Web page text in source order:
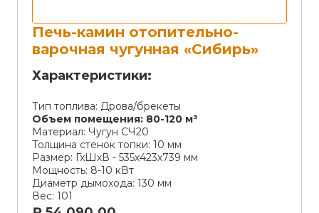
Печь-камин отопительно-
варочная чугунная «Сибирь»
Характеристики:
Тип топлива: Дрова/брекеты
Объем помещения: 80-120 м³
Материал: Чугун СЧ20
Толщина стенок топки: 10 мм
Размер: ГхШхВ - 535х423х739 мм
Мощность: 8-10 кВт
Диаметр дымохода: 130 мм
Вес: 101